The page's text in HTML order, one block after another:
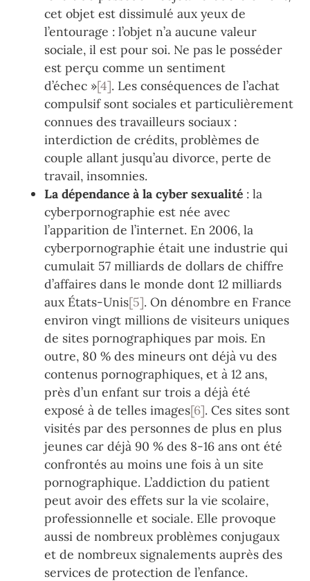
cet objet est dissimulé aux yeux de
l’entourage : l’objet n’a aucune valeur
sociale, il est pour soi. Ne pas le posséder
est perçu comme un sentiment
d’échec »[4]. Les conséquences de l’achat
compulsif sont sociales et particulièrement
connues des travailleurs sociaux :
interdiction de crédits, problèmes de
couple allant jusqu’au divorce, perte de
travail, insomnies.
La dépendance à la cyber sexualité : la
cyberpornographie est née avec
l’apparition de l’internet. En 2006, la
cyberpornographie était une industrie qui
cumulait 57 milliards de dollars de chiffre
d’affaires dans le monde dont 12 milliards
aux États-Unis[5]. On dénombre en France
environ vingt millions de visiteurs uniques
de sites pornographiques par mois. En
outre, 80 % des mineurs ont déjà vu des
contenus pornographiques, et à 12 ans,
près d’un enfant sur trois a déjà été
exposé à de telles images[6]. Ces sites sont
visités par des personnes de plus en plus
jeunes car déjà 90 % des 8-16 ans ont été
confrontés au moins une fois à un site
pornographique. L’addiction du patient
peut avoir des effets sur la vie scolaire,
professionnelle et sociale. Elle provoque
aussi de nombreux problèmes conjugaux
et de nombreux signalements auprès des
services de protection de l’enfance.